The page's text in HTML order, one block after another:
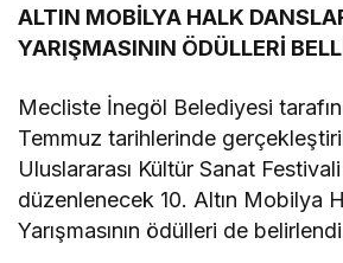
ALTIN MOBİLYA HALK
YARIŞMASININ ÖDÜLLERİ
Mecliste İnegöl Belediyesi
Temmuz tarihlerinde
Uluslararası Kültür Sanat
düzenlenecek 10. Altın Mobilya
Yarışmasının ödülleri de